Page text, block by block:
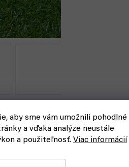
aby sme vám umožnili pohodlné
a vďaka analýze neustále
a použiteľnosť. Viac informácií